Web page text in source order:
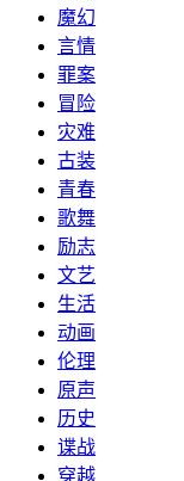
魔幻
言情
罪案
冒险
灾难
古装
青春
歌舞
励志
文艺
生活
动画
伦理
原声
历史
谍战
穿越